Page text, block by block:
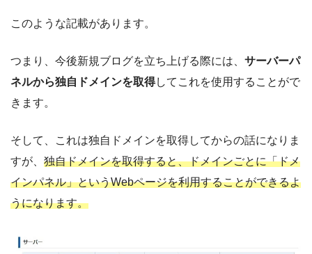
このような記載があります。
つまり、今後新規ブログを立ち上げる際には、 サーバーパ
ネルから独自ドメインを取得してこれを使用することがで
きます。
そして、これは独自ドメインを取得してからの話になりま
すが、 独自ドメインを取得すると、ドメインごとに「ドメ
インパネル」というWebページを利用することができるよ
うになります。